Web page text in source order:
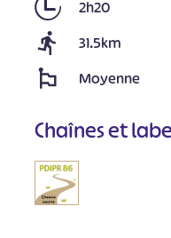
2h20
31.5km
Moyenne
Chaînes et